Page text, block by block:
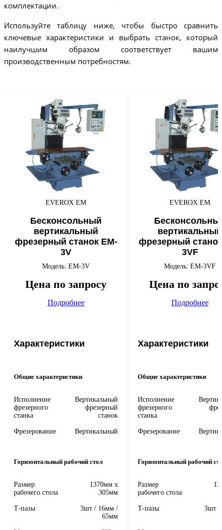
комплектации.
Используйте таблицу ниже, чтобы быстро сравнить
ключевые характеристики и выбрать станок, который
наилучшим образом соответствует вашим
производственным потребностям.
EVEROX EM
Бесконсольный
вертикальный
фрезерный станок EM-
3V
Модель: EM-3V
Цена по запросу
Подробнее
Характеристики
Общие характеристики
Исполнение
фрезерного
станка
Вертикальный
фрезерный
станок
Фрезерование Вертикальный
Горизонтальный рабочий стол
Размер
рабочего стола
1370мм x
305мм
Т-пазы
3шт / 16мм /
65мм
EVEROX EM
вертикальный
фрезерный
3VF
Модель: EM-3VF
Цена по
Подробнее
Характеристики
Общие характеристики
Исполнение
фрезерного
станка
Фрезерование
Горизонтальный рабочий
Размер
рабочего стола
Т-пазы 3шт /